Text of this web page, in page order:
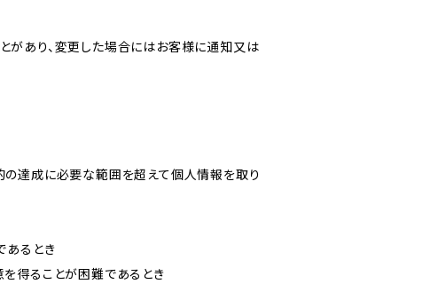
があり、変更した場合にはお客様に通知又は
の達成に必要な範囲を超えて個人情報を取り
あるとき
得ることが困難であるとき